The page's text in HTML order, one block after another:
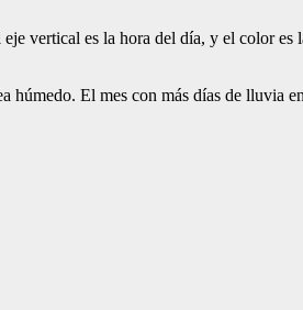
vertical es la hora del día, y el color es
húmedo. El mes con más días de lluvia